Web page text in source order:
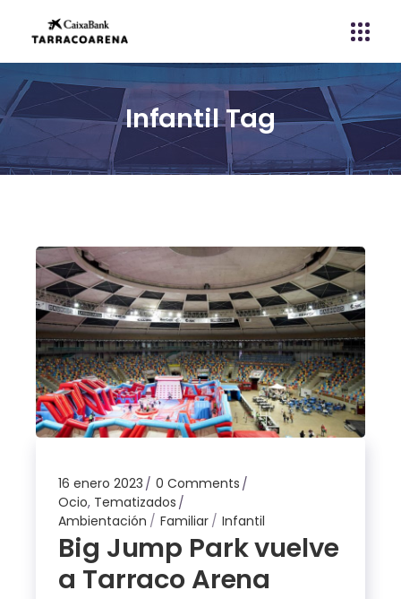
Infantil Tag
16 enero 2023
0 Comments
Ocio, Tematizados
Ambientación
Familiar Infantil
Big Jump Park vuelve
a Tarraco Arena